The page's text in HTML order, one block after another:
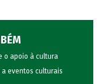
o apoio à cultura
a eventos culturais